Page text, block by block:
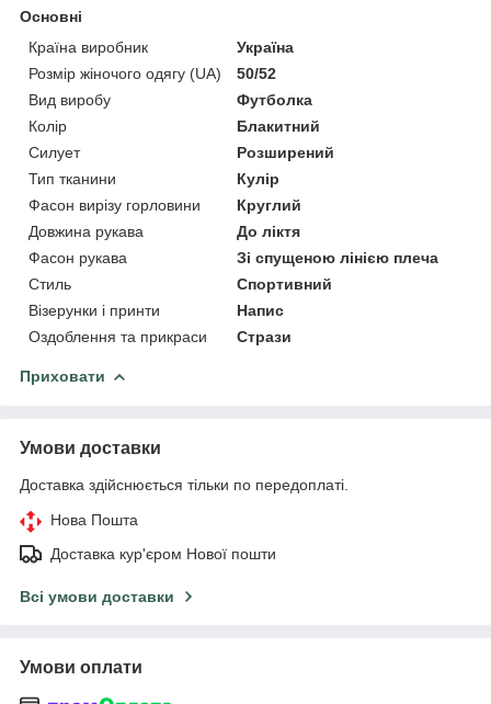
Основні
Країна виробник
Україна
Розмір жіночого одягу (UA)
50/52
Вид виробу
Футболка
Колір
Блакитний
Силует
Розширений
Тип тканини
Кулір
Фасон вирізу горловини
Круглий
Довжина рукава
До ліктя
Фасон рукава
Зі спущеною лінією плеча
Стиль
Спортивний
Візерунки і принти
Напис
Оздоблення та прикраси
Стрази
Приховати
Умови доставки
Доставка здійснюється тільки по передоплаті.
Нова Пошта
Доставка кур'єром Нової пошти
Всі умови доставки
Умови оплати